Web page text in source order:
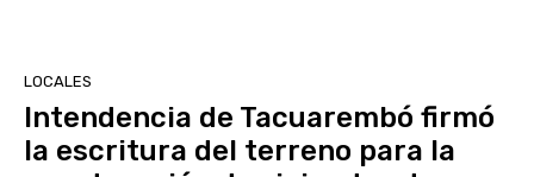
LOCALES
Intendencia de Tacuarembó firmó
la escritura del terreno para la